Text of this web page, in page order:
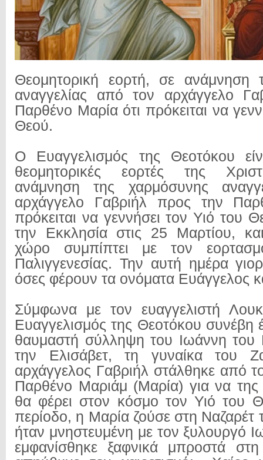
Θεομητορική εορτή, σε ανάμνηση
αναγγελίας από τον αρχάγγελο
Παρθένο Μαρία ότι πρόκειται να
Θεού.
Ο Ευαγγελισμός της Θεοτόκου
θεομητορικές εορτές της
ανάμνηση της χαρμόσυνης
αρχάγγελο Γαβριήλ προς την
πρόκειται να γεννήσει τον Υιό του
την Εκκλησία στις 25 Μαρτίου,
χώρο συμπίπτει με τον
Παλιγγενεσίας. Την αυτή ημέρα
όσες φέρουν τα ονόματα Ευάγγελος
Σύμφωνα με τον ευαγγελιστή
Ευαγγελισμός της Θεοτόκου συνέβη
θαυμαστή σύλληψη του Ιωάννη
την Ελισάβετ, τη γυναίκα του
αρχάγγελος Γαβριήλ στάλθηκε από
Παρθένο Μαριάμ (Μαρία) για να της
θα φέρει στον κόσμο τον Υιό του
περίοδο, η Μαρία ζούσε στη Ναζαρέτ
ήταν μνηστευμένη με τον ξυλουργό
εμφανίσθηκε ξαφνικά μπροστά